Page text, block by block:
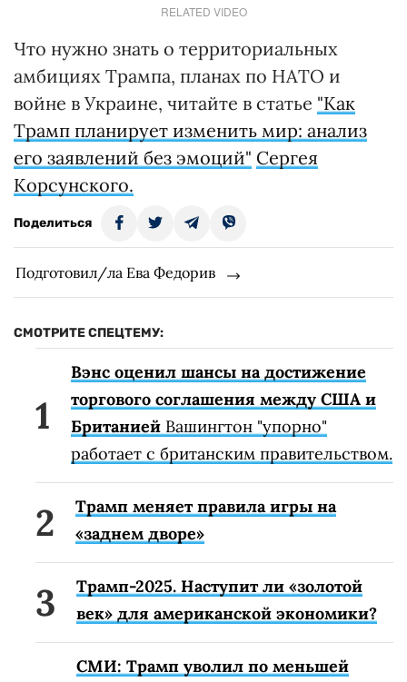
RELATED VIDEO
Что нужно знать о территориальных
амбициях Трампа, планах по НАТО и
войне в Украине, читайте в статье "Как
Трамп планирует изменить мир: анализ
его заявлений без эмоций" Сергея
Корсунского.
Поделиться
Подготовил/ла Ева Федорив
СМОТРИТЕ СПЕЦТЕМУ:
Вэнс оценил шансы на достижение
торгового соглашения между США и
Британией Вашингтон "упорно"
работает с британским правительством.
Трамп меняет правила игры на
«заднем дворе»
Трамп-2025. Наступит ли «золотой
век» для американской экономики?
СМИ: Трамп уволил по меньшей